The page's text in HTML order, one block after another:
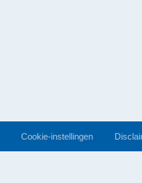
Cookie-instellingen